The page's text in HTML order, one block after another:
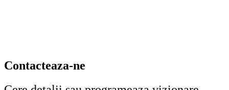
Contacteaza-ne